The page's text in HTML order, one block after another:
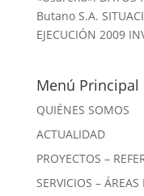
Butano S.A.
EJECUCIÓN 2009
Menú Principal
QUIÉNES SOMOS
ACTUALIDAD
PROYECTOS –
SERVICIOS –